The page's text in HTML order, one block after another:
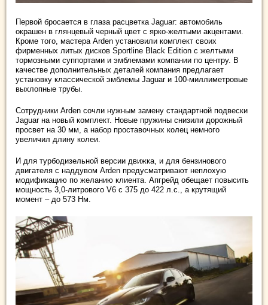
Первой бросается в глаза расцветка Jaguar: автомобиль
окрашен в глянцевый черный цвет с ярко-желтыми акцентами.
Кроме того, мастера Arden установили комплект своих
фирменных литых дисков Sportline Black Edition с желтыми
тормозными суппортами и эмблемами компании по центру. В
качестве дополнительных деталей компания предлагает
установку классической эмблемы Jaguar и 100-миллиметровые
выхлопные трубы.
Сотрудники Arden сочли нужным замену стандартной подвески
Jaguar на новый комплект. Новые пружины снизили дорожный
просвет на 30 мм, а набор проставочных колец немного
увеличил длину колеи.
И для турбодизельной версии движка, и для бензинового
двигателя с наддувом Arden предусматривают неплохую
модификацию по желанию клиента. Апгрейд обещает повысить
мощность 3,0-литрового V6 с 375 до 422 л.с., а крутящий
момент – до 573 Нм.